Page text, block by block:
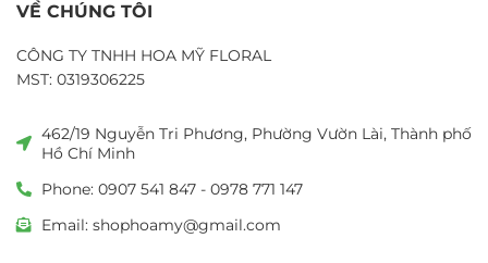
VỀ CHÚNG TÔI
CÔNG TY TNHH HOA MỸ FLORAL
MST: 0319306225
462/19 Nguyễn Tri Phương, Phường Vườn Lài, Thành phố
Hồ Chí Minh
Phone: 0907 541 847 - 0978 771 147
Email: shophoamy@gmail.com